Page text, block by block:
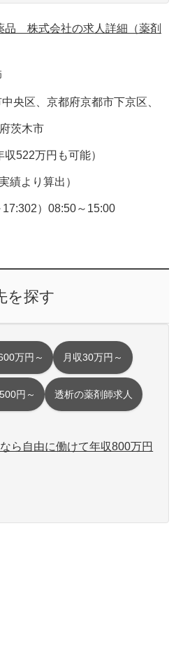
品 株式会社の求人詳細（薬剤
央区、京都府京都市下京区、
茨木市
522万円も可能）
績より算出）
）08:50～15:00
を探す
万円～ 月収30万円～
円～ 透析の薬剤師求人
ら自由に働けて年収800万円